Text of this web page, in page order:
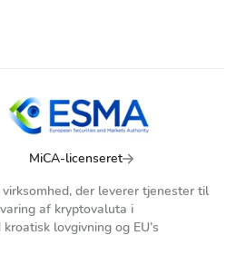
MiCA-licenseret
der leverer tjenester til
af kryptovaluta i
lovgivning og EU’s